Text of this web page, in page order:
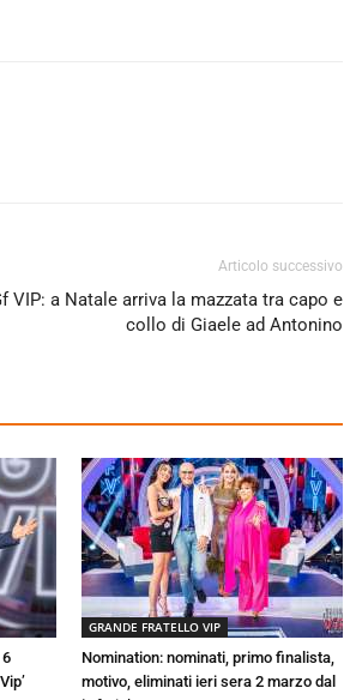
Articolo successivo
VIP: a Natale arriva la mazzata tra capo e
collo di Giaele ad Antonino
GRANDE FRATELLO VIP
Nomination: nominati, primo finalista,
motivo, eliminati ieri sera 2 marzo dal